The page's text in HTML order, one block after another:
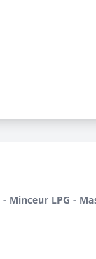
Minceur LPG -